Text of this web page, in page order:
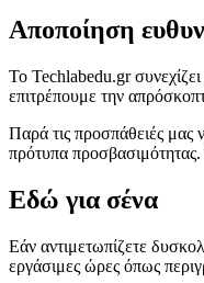
Αποποίηση
Το Techlabedu.gr
επιτρέπουμε την
Παρά τις προσπάθειές μας
πρότυπα προσβασιμότητας.
Εδώ για σένα
Εάν αντιμετωπίζετε
εργάσιμες ώρες όπως